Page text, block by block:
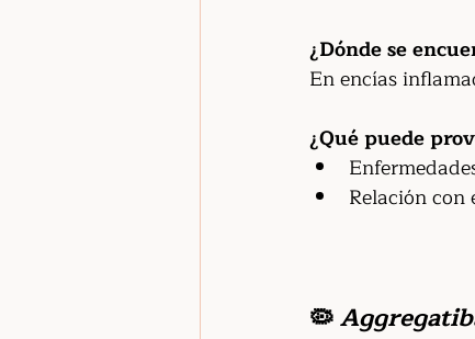
¿Dónde se
En encías
¿Qué puede
Relación
🦠